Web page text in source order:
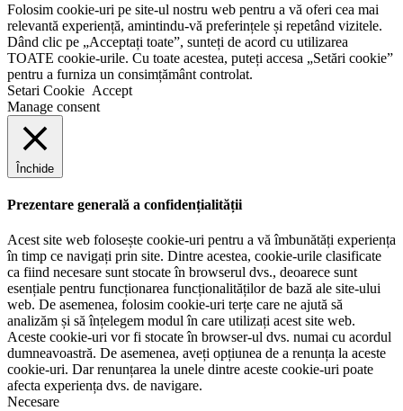
Folosim cookie-uri pe site-ul nostru web pentru a vă oferi cea mai
relevantă experiență, amintindu-vă preferințele și repetând vizitele.
Dând clic pe „Acceptați toate”, sunteți de acord cu utilizarea
TOATE cookie-urile. Cu toate acestea, puteți accesa „Setări cookie”
pentru a furniza un consimțământ controlat.
Setari Cookie Accept
Manage consent
Închide
Prezentare generală a confidențialității
Acest site web folosește cookie-uri pentru a vă îmbunătăți experiența
în timp ce navigați prin site. Dintre acestea, cookie-urile clasificate
ca fiind necesare sunt stocate în browserul dvs., deoarece sunt
esențiale pentru funcționarea funcționalităților de bază ale site-ului
web. De asemenea, folosim cookie-uri terțe care ne ajută să
analizăm și să înțelegem modul în care utilizați acest site web.
Aceste cookie-uri vor fi stocate în browser-ul dvs. numai cu acordul
dumneavoastră. De asemenea, aveți opțiunea de a renunța la aceste
cookie-uri. Dar renunțarea la unele dintre aceste cookie-uri poate
afecta experiența dvs. de navigare.
Necesare